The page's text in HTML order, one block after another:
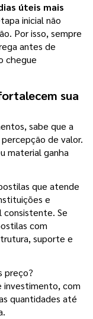
úteis mais
inicial não
Por isso, sempre
antes de
chegue
sua
sabe que a
de valor.
material ganha
que atende
e
consistente. Se
com
suporte e
preço?
investimento, com
quantidades até